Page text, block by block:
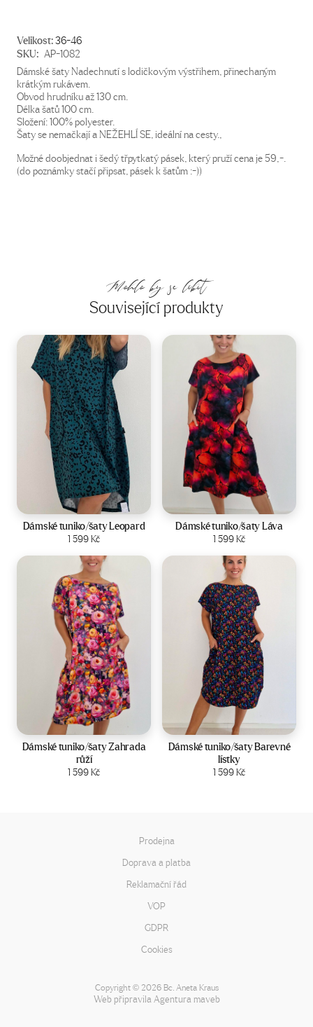
Velikost:36-46
SKU: AP-1082
Dámské šaty Nadechnutí s lodičkovým výstřihem, přinechaným
krátkým rukávem.
Obvod hrudníku až 130 cm.
Délka šatů 100 cm.
Složení: 100% polyester.
Šaty se nemačkají a NEŽEHLÍ SE, ideální na cesty.,
Možné doobjednat i šedý třpytkatý pásek, který pruží cena je 59,-.
(do poznámky stačí připsat, pásek k šatům :-))
Mohlo by se líbit
Související produkty
Velikost:44-50
Dámské tuniko/šaty Leopard
1 599Kč
Zobrazit produkt
Velikost: 44-50
Dámské tuniko/šaty Láva
1 599Kč
Zobrazit produkt
Velikost:44-50
Dámské tuniko/šaty Zahrada
růží
1 599Kč
Zobrazit produkt
Velikost:44-50
Dámské tuniko/šaty Barevné
lístky
1 599Kč
Zobrazit produkt
Prodejna
Doprava a platba
Reklamační řád
VOP
GDPR
Cookies
Copyright ©2026 Bc. Aneta Kraus
Web připravila Agentura maveb